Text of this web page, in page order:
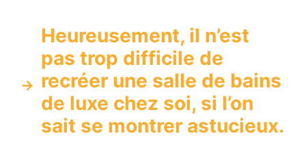
Heureusement, il n’est
pas trop difficile de
recréer une salle de bains
de luxe chez soi, si l’on
sait se montrer astucieux.